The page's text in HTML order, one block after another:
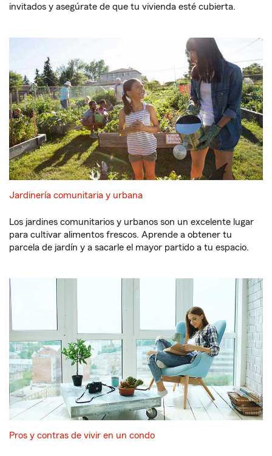
invitados y asegúrate de que tu vivienda esté cubierta.
Jardinería comunitaria y urbana
Los jardines comunitarios y urbanos son un excelente lugar
para cultivar alimentos frescos. Aprende a obtener tu
parcela de jardín y a sacarle el mayor partido a tu espacio.
Pros y contras de vivir en un condo